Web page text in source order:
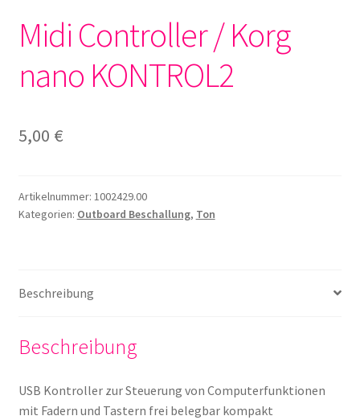
Midi Controller / Korg
nano KONTROL2
5,00 €
Artikelnummer: 1002429.00
Kategorien: Outboard Beschallung, Ton
Beschreibung
Beschreibung
USB Kontroller zur Steuerung von Computerfunktionen
mit Fadern und Tastern frei belegbar kompakt